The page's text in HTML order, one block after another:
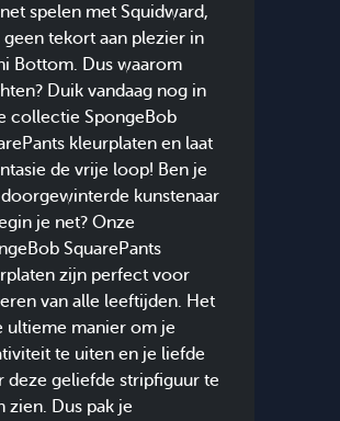
spelen met Squidward,
geen tekort aan plezier in
Bottom. Dus waarom
Duik vandaag nog in
collectie SpongeBob
kleurplaten en laat
de vrije loop! Ben je
kunstenaar
je net? Onze
SquarePants
zijn perfect voor
van alle leeftijden. Het
ultieme manier om je
te uiten en je liefde
deze geliefde stripfiguur te
zien. Dus pak je